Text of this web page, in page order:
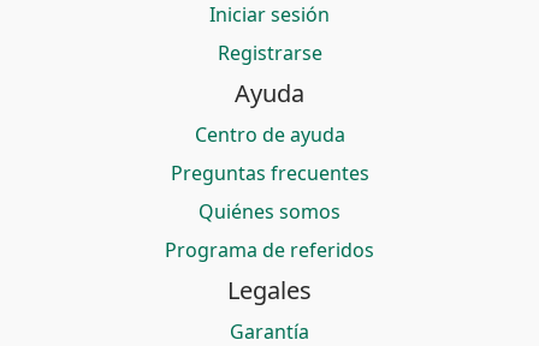
Iniciar sesión
Registrarse
Ayuda
Centro de ayuda
Preguntas frecuentes
Quiénes somos
Programa de referidos
Legales
Garantía